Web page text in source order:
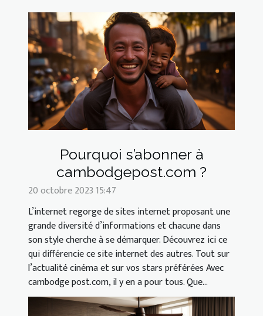
Pourquoi s’abonner à
cambodgepost.com ?
20 octobre 2023 15:47
L’internet regorge de sites internet proposant une
grande diversité d’informations et chacune dans
son style cherche à se démarquer. Découvrez ici ce
qui différencie ce site internet des autres. Tout sur
l’actualité cinéma et sur vos stars préférées Avec
cambodge post.com, il y en a pour tous. Que...